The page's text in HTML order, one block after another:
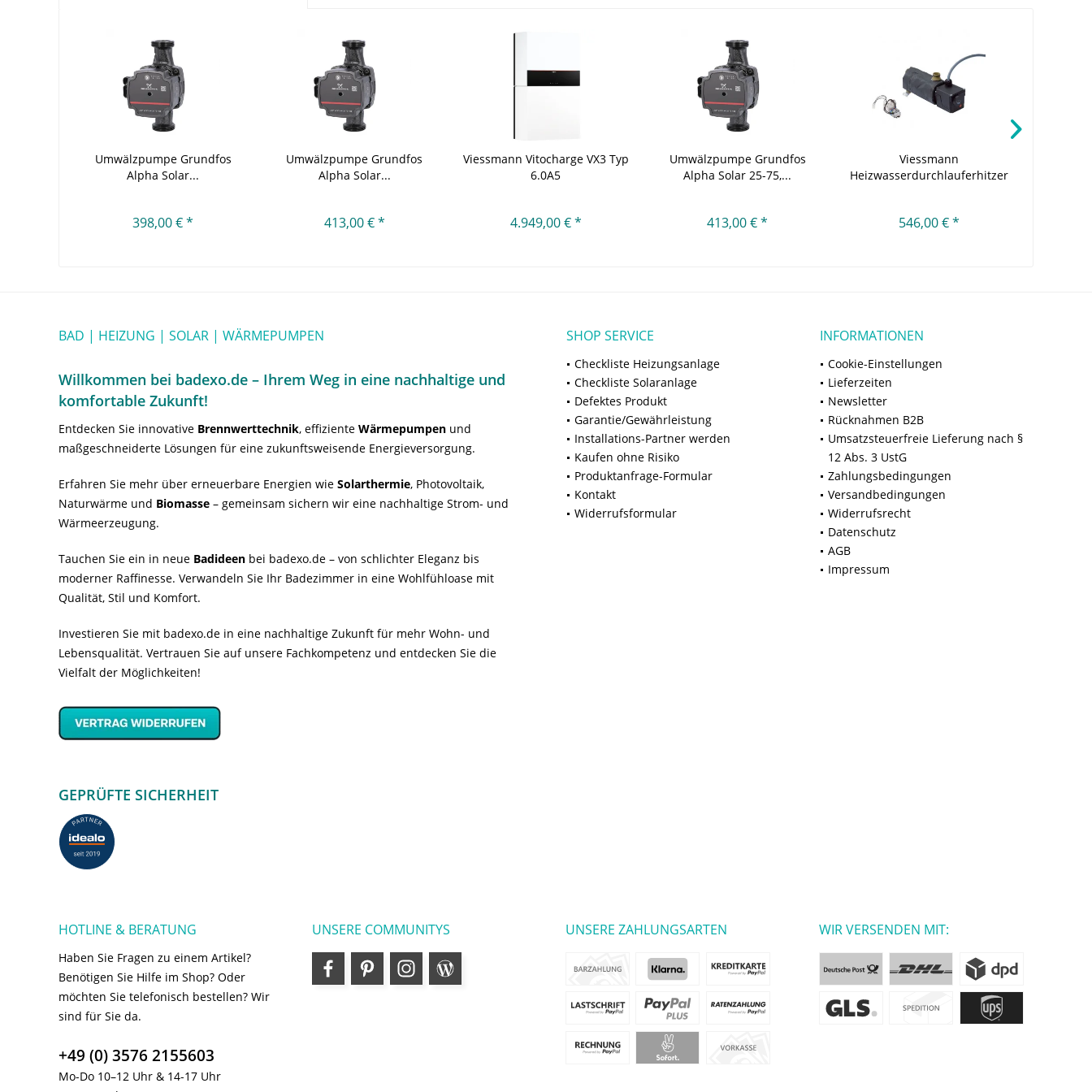
Umwälzpumpe Grundfos
Alpha Solar...
398,00 € *
Umwälzpumpe Grundfos
Alpha Solar...
413,00 € *
Viessmann Vitocharge VX3 Typ
6.0A5
4.949,00 € *
Umwälzpumpe Grundfos
Alpha Solar 25-75,...
413,00 € *
Viessmann
Heizwasserdurchlauferhitzer
546,00 € *
BAD | HEIZUNG | SOLAR | WÄRMEPUMPEN
Willkommen bei badexo.de – Ihrem Weg in eine nachhaltige und
komfortable Zukunft!
Entdecken Sie innovative Brennwerttechnik, effiziente Wärmepumpen und
maßgeschneiderte Lösungen für eine zukunftsweisende Energieversorgung.
Erfahren Sie mehr über erneuerbare Energien wie Solarthermie, Photovoltaik,
Naturwärme und Biomasse – gemeinsam sichern wir eine nachhaltige Strom- und
Wärmeerzeugung.
Tauchen Sie ein in neue Badideen bei badexo.de – von schlichter Eleganz bis
moderner Raffinesse. Verwandeln Sie Ihr Badezimmer in eine Wohlfühloase mit
Qualität, Stil und Komfort.
Investieren Sie mit badexo.de in eine nachhaltige Zukunft für mehr Wohn- und
Lebensqualität. Vertrauen Sie auf unsere Fachkompetenz und entdecken Sie die
Vielfalt der Möglichkeiten!
GEPRÜFTE SICHERHEIT
SHOP SERVICE
Checkliste Heizungsanlage
Checkliste Solaranlage
Defektes Produkt
Garantie/Gewährleistung
Installations-Partner werden
Kaufen ohne Risiko
Produktanfrage-Formular
Kontakt
Widerrufsformular
INFORMATIONEN
Cookie-Einstellungen
Lieferzeiten
Newsletter
Rücknahmen B2B
Umsatzsteuerfreie Lieferung nach §
12 Abs. 3 UstG
Zahlungsbedingungen
Versandbedingungen
Widerrufsrecht
Datenschutz
AGB
Impressum
HOTLINE & BERATUNG
Haben Sie Fragen zu einem Artikel?
Benötigen Sie Hilfe im Shop? Oder
möchten Sie telefonisch bestellen? Wir
sind für Sie da.
+49 (0) 3576 2155603
Mo-Do 10–12 Uhr & 14-17 Uhr
UNSERE COMMUNITYS UNSERE ZAHLUNGSARTEN WIR VERSENDEN MIT: